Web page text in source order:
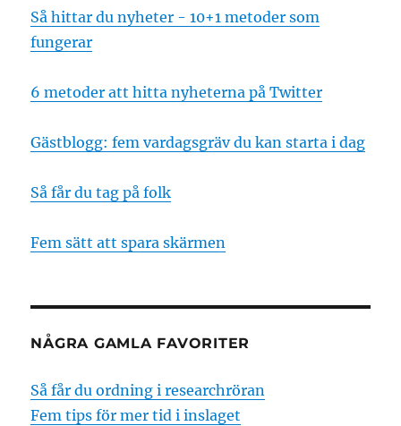
Så hittar du nyheter - 10+1 metoder som
fungerar
6 metoder att hitta nyheterna på Twitter
Gästblogg: fem vardagsgräv du kan starta i dag
Så får du tag på folk
Fem sätt att spara skärmen
NÅGRA GAMLA FAVORITER
Så får du ordning i researchröran
Fem tips för mer tid i inslaget